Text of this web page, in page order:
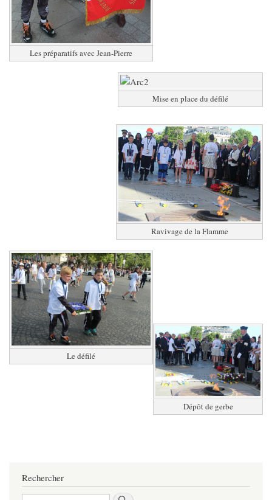
Les préparatifs avec Jean-Pierre
Mise en place du défilé
Ravivage de la Flamme
Le défilé
Dépôt de gerbe
Rechercher
Rechercher